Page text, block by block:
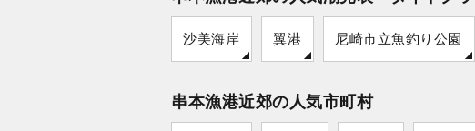
沙美海岸 翼港 尼崎市立魚釣り公園
串本漁港近郊の人気市町村